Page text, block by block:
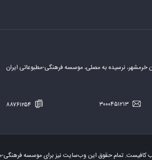
خرمشهر، نرسیده به مصلی، موسسه فرهنگی-مطبوعاتی ایران
کافیست. تمام حقوق این وب‌سایت نیز برای موسسه